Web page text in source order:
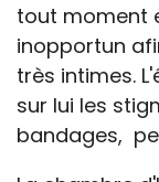
tout moment
inopportun
très intimes.
sur lui les
bandages,